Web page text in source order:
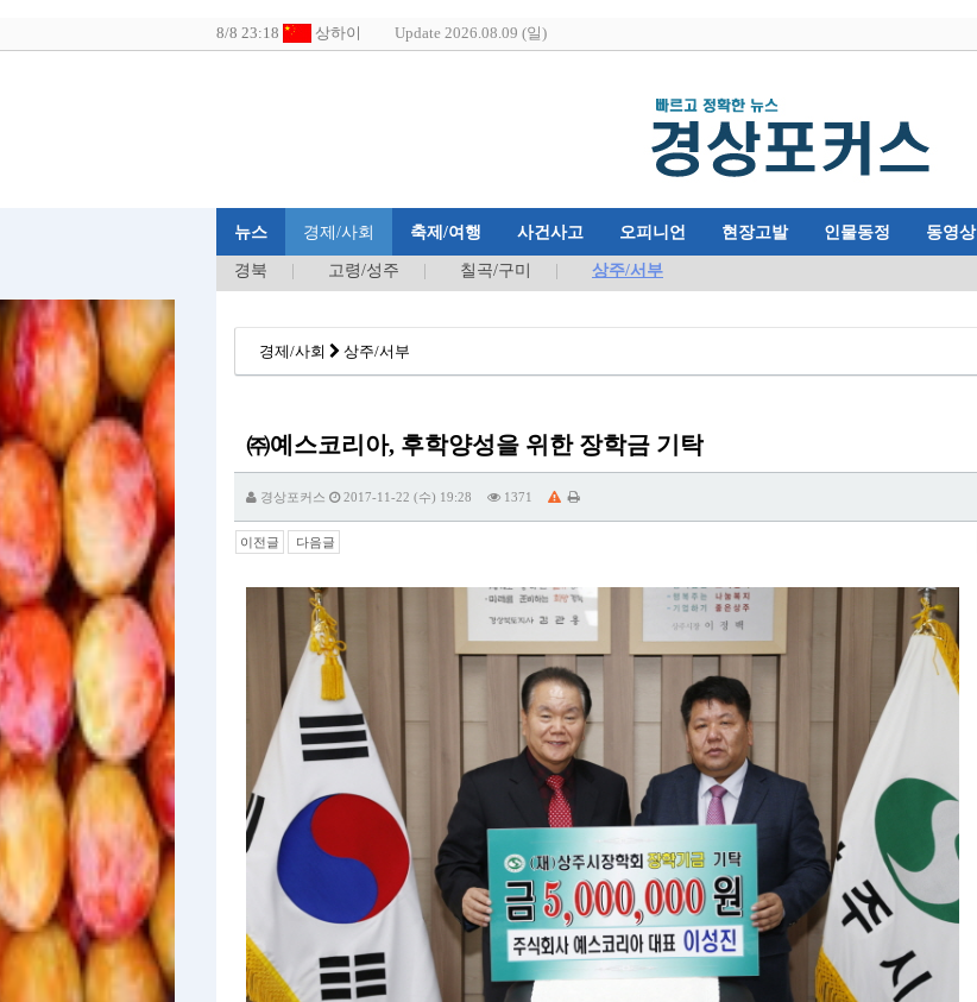
Update 2026.08.09 (일)
뉴스 경제/사회 축제/여행 사건사고 오피니언 현장고발 인물동정 동영상
경북 고령/성주 칠곡/구미 상주/서부
경제/사회 상주/서부
㈜예스코리아, 후학양성을 위한 장학금 기탁
경상포커스 2017-11-22 (수) 19:28 1371
이전글 다음글